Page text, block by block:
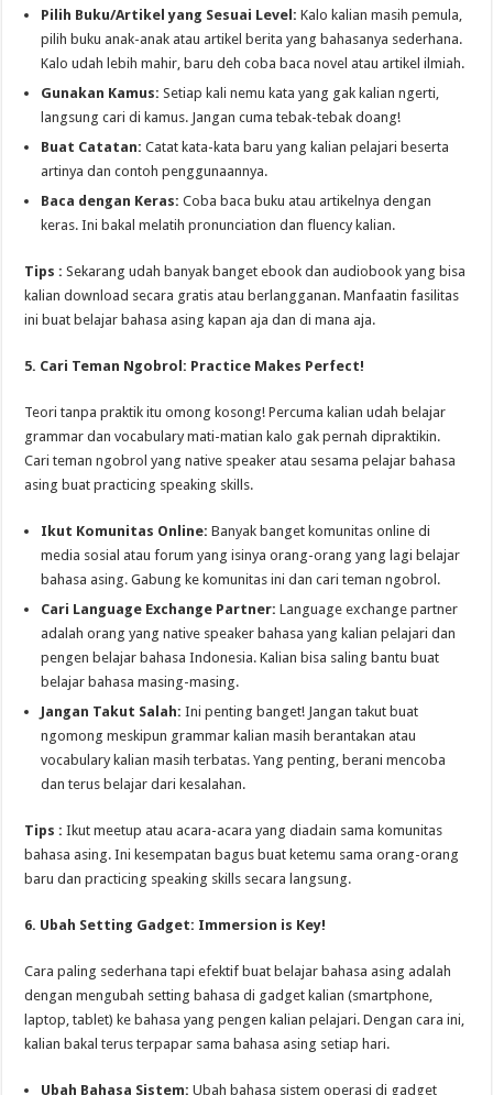
Pilih Buku/Artikel yang Sesuai Level: Kalo kalian masih pemula,
pilih buku anak-anak atau artikel berita yang bahasanya sederhana.
Kalo udah lebih mahir, baru deh coba baca novel atau artikel ilmiah.
Gunakan Kamus: Setiap kali nemu kata yang gak kalian ngerti,
langsung cari di kamus. Jangan cuma tebak-tebak doang!
Buat Catatan: Catat kata-kata baru yang kalian pelajari beserta
artinya dan contoh penggunaannya.
Baca dengan Keras: Coba baca buku atau artikelnya dengan
keras. Ini bakal melatih pronunciation dan fluency kalian.
Tips : Sekarang udah banyak banget ebook dan audiobook yang bisa
kalian download secara gratis atau berlangganan. Manfaatin fasilitas
ini buat belajar bahasa asing kapan aja dan di mana aja.
5. Cari Teman Ngobrol: Practice Makes Perfect!
Teori tanpa praktik itu omong kosong! Percuma kalian udah belajar
grammar dan vocabulary mati-matian kalo gak pernah dipraktikin.
Cari teman ngobrol yang native speaker atau sesama pelajar bahasa
asing buat practicing speaking skills.
Ikut Komunitas Online: Banyak banget komunitas online di
media sosial atau forum yang isinya orang-orang yang lagi belajar
bahasa asing. Gabung ke komunitas ini dan cari teman ngobrol.
Cari Language Exchange Partner: Language exchange partner
adalah orang yang native speaker bahasa yang kalian pelajari dan
pengen belajar bahasa Indonesia. Kalian bisa saling bantu buat
belajar bahasa masing-masing.
Jangan Takut Salah: Ini penting banget! Jangan takut buat
ngomong meskipun grammar kalian masih berantakan atau
vocabulary kalian masih terbatas. Yang penting, berani mencoba
dan terus belajar dari kesalahan.
Tips : Ikut meetup atau acara-acara yang diadain sama komunitas
bahasa asing. Ini kesempatan bagus buat ketemu sama orang-orang
baru dan practicing speaking skills secara langsung.
6. Ubah Setting Gadget: Immersion is Key!
Cara paling sederhana tapi efektif buat belajar bahasa asing adalah
dengan mengubah setting bahasa di gadget kalian (smartphone,
laptop, tablet) ke bahasa yang pengen kalian pelajari. Dengan cara ini,
kalian bakal terus terpapar sama bahasa asing setiap hari.
Ubah Bahasa Sistem: Ubah bahasa sistem operasi di gadget